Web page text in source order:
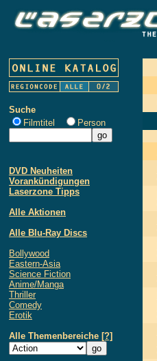
Suche
Filmtitel
Person
DVD Neuheiten
Vorankündigungen
Laserzone Tipps
Alle Aktionen
Alle Blu-Ray Discs
Bollywood
Eastern-Asia
Science Fiction
Anime/Manga
Thriller
Comedy
Erotik
Alle Themenbereiche [?]